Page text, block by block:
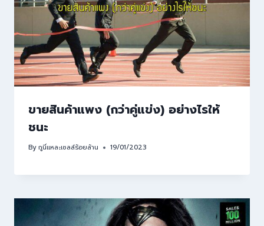
ขายสินค้าแพง (กว่าคู่แข่ง) อย่างไรให้
ชนะ
Byกูนี่แหละเซลล์ร้อยล้าน 19/01/2023